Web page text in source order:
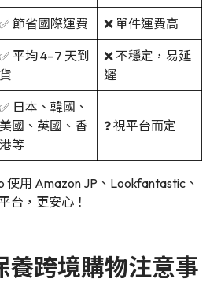
✅ 節省國際運費 ❌ 單件運費高
✅ 平均 4–7 天到
貨
❌ 不穩定，易延
遲
✅ 日本、韓國、
美國、英國、香
港等
❓ 視平台而定
使用 Amazon JP、Lookfantastic、
台，更安心！
養跨境購物注意事